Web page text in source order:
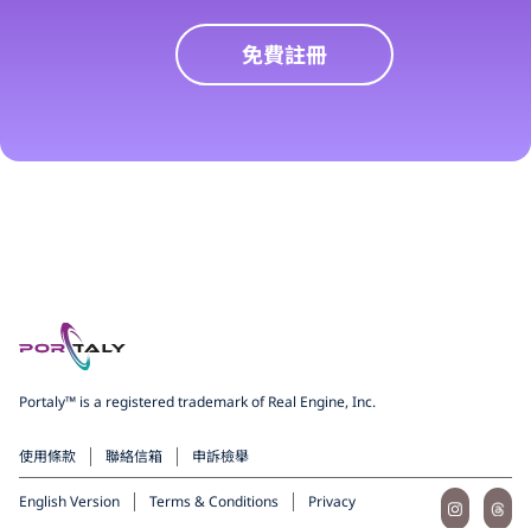
免費註冊
Portaly™ is a registered trademark of Real Engine, Inc.
使用條款 聯絡信箱 申訴檢舉
English Version Terms & Conditions Privacy